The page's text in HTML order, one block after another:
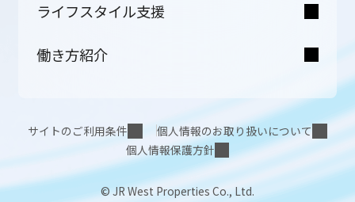
ライフスタイル支援
働き方紹介
サイトのご利用条件
個人情報のお取り扱いについて
個人情報保護方針
© JR West Properties Co., Ltd.